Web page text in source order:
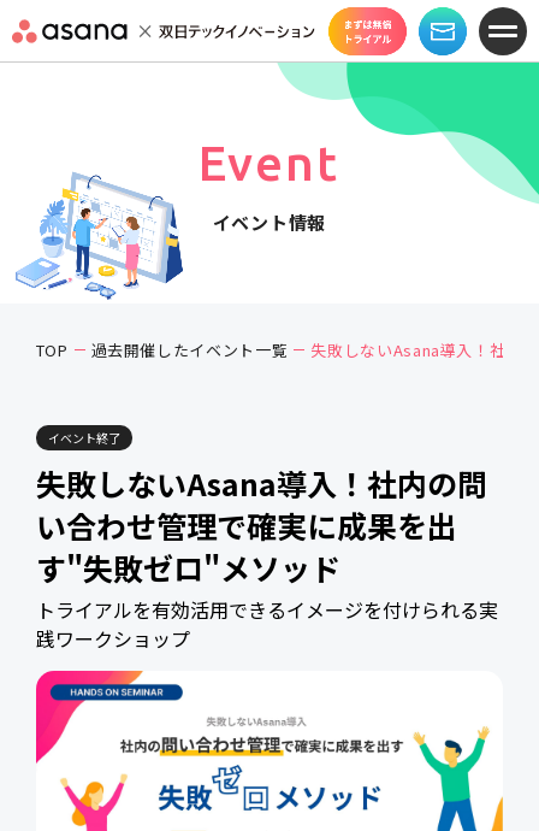
Event
イベント情報
TOP 過去開催したイベント一覧 失敗しないAsana導入！社内の問い合わせ管
イベント終了
失敗しないAsana導入！社内の問
い合わせ管理で確実に成果を出
す"失敗ゼロ"メソッド
トライアルを有効活用できるイメージを付けられる実
践ワークショップ